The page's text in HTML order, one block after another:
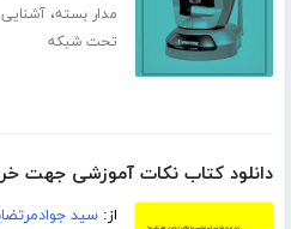
مدار بسته،
تحت شبکه
دانلود کتاب نکات آموزشی جهت
از:سید